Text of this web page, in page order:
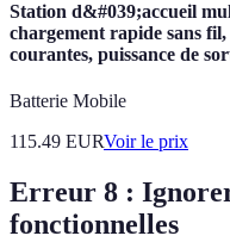
Station d&#039;accueil
chargement rapide sans
courantes, puissance de
Batterie Mobile
115.49 EURVoir le prix
Erreur 8 :
fonctionnelles